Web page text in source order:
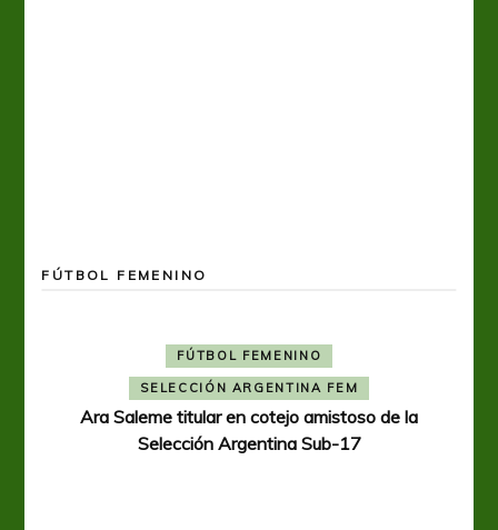
FÚTBOL FEMENINO
FÚTBOL FEMENINO
SELECCIÓN ARGENTINA FEM
Ara Saleme titular en cotejo amistoso de la
Selección Argentina Sub-17